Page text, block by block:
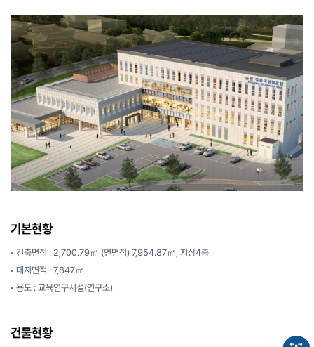
유용미생물은행
이미지
기본현황
건축면적 : 2,700.79㎡ (연면적) 7,954.87㎡, 지상4층
대지면적 : 7,847㎡
용도 : 교육연구시설(연구소)
건물현황